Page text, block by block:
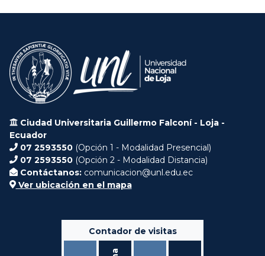
Ciudad Universitaria Guillermo Falconí - Loja -
Ecuador
07 2593550 (Opción 1 - Modalidad Presencial)
07 2593550 (Opción 2 - Modalidad Distancia)
Contáctanos: comunicacion@unl.edu.ec
Ver ubicación en el mapa
Contador de visitas